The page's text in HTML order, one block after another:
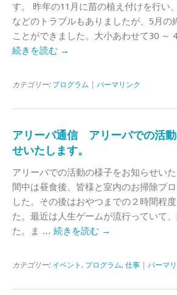
す。 昨年の11月に苗の植え付けを行い
などのトラブルもありましたが、5月の
ことができました。大小あわせて30 ～
続きを読む →
カテゴリー: プログラム パーマリンク
アリーバ通信 アリーバでの活
せいたします。
アリーバでの活動の様子をお知らせい
間中は昼食後、皆様と室内のお掃除プ
した。その後はおやつまでの２時間程
た。最近は人生ゲームが流行っていて
た。ま … 続きを読む →
カテゴリー: イベント , プログラム, 仕事 パーマ